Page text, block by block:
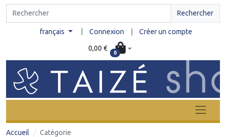
Rechercher
français Connexion Créer un compte
0,00 €
0
Accueil Catégorie